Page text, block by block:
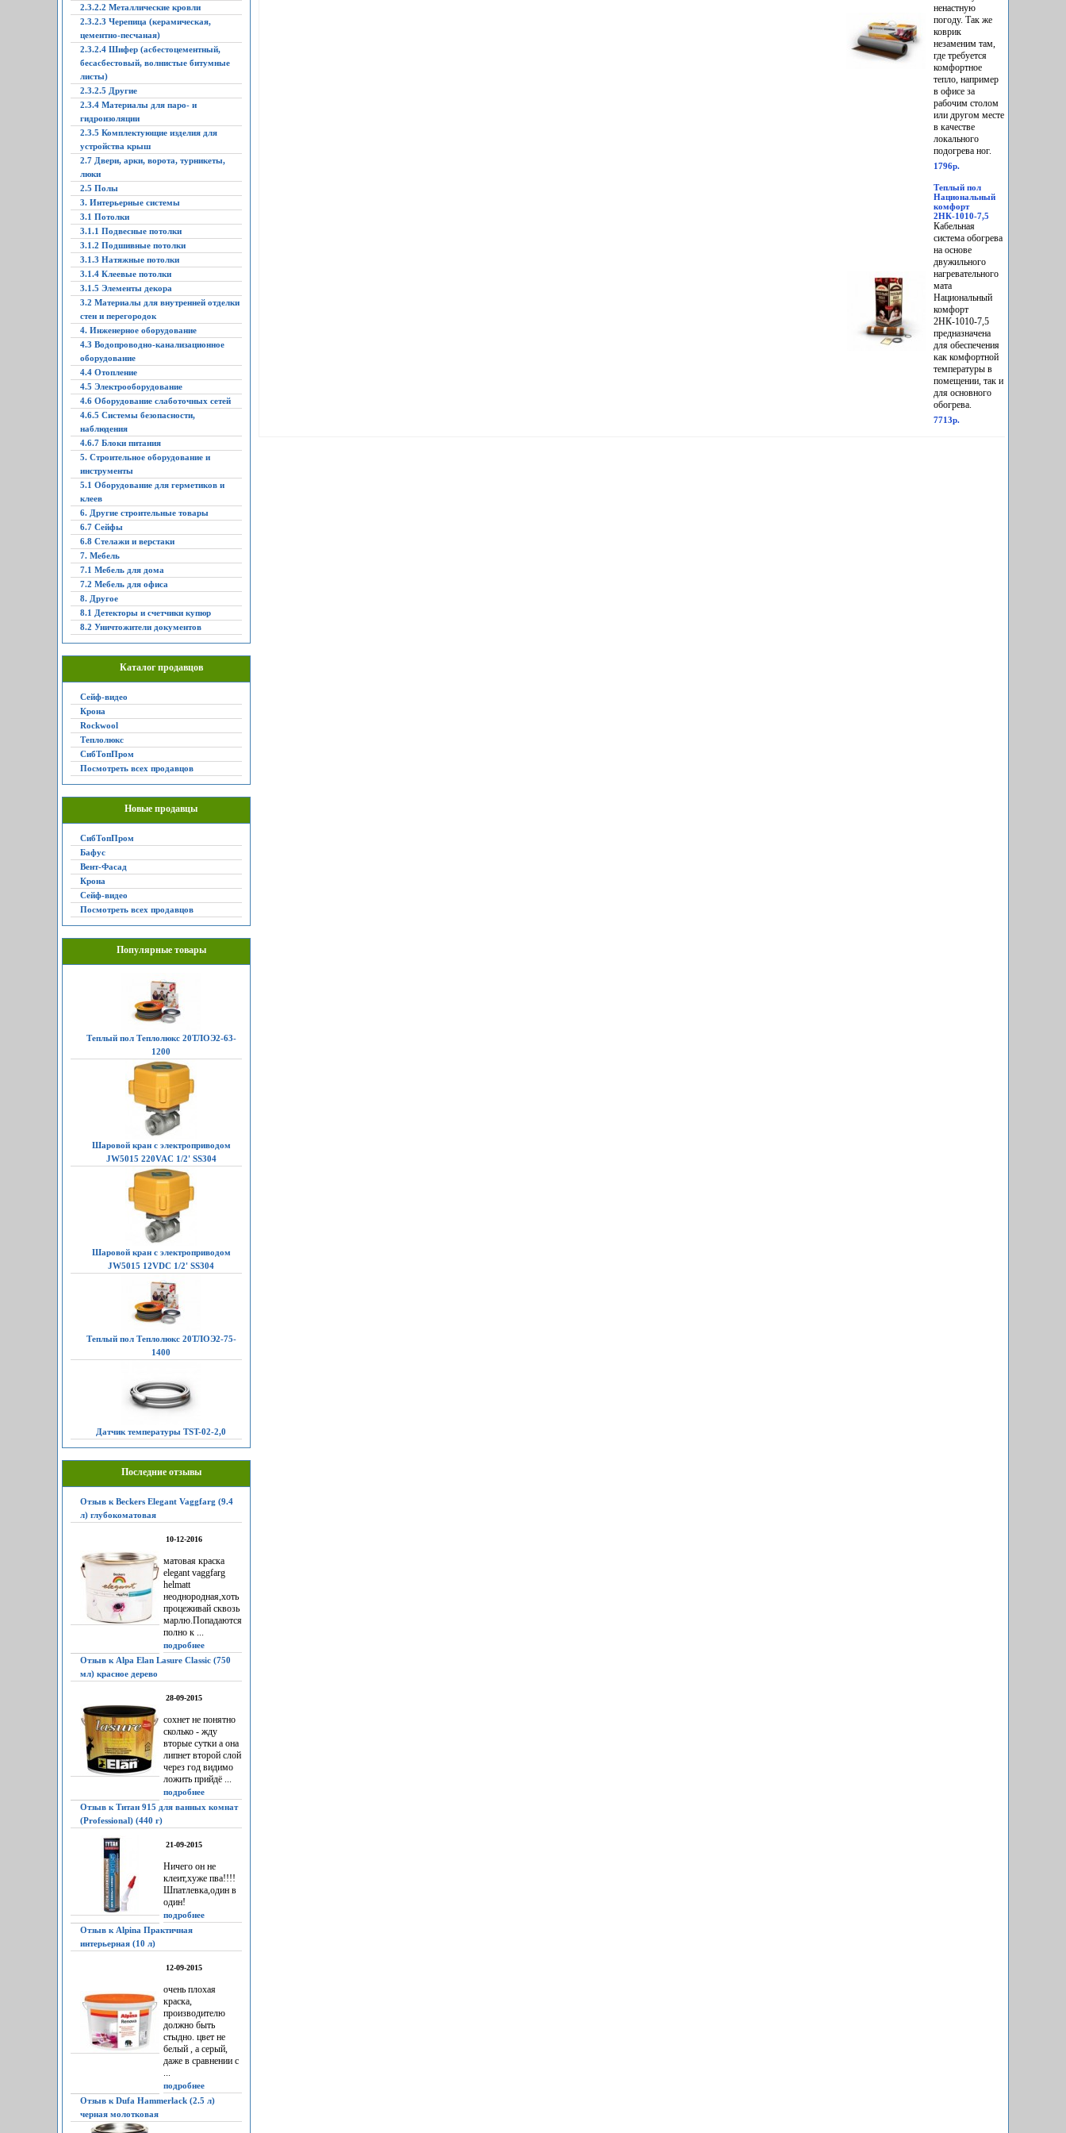
2.3.2.2 Металлические кровли
2.3.2.3 Черепица (керамическая,
цементно-песчаная)
2.3.2.4 Шифер (асбестоцементный,
бесасбестовый, волнистые битумные
листы)
2.3.2.5 Другие
2.3.4 Материалы для паро- и
гидроизоляции
2.3.5 Комплектующие изделия для
устройства крыш
2.7 Двери, арки, ворота, турникеты,
люки
2.5 Полы
3. Интерьерные системы
3.1 Потолки
3.1.1 Подвесные потолки
3.1.2 Подшивные потолки
3.1.3 Натяжные потолки
3.1.4 Клеевые потолки
3.1.5 Элементы декора
3.2 Материалы для внутренней отделки
стен и перегородок
4. Инженерное оборудование
4.3 Водопроводно-канализационное
оборудование
4.4 Отопление
4.5 Электрооборудование
4.6 Оборудование слаботочных сетей
4.6.5 Системы безопасности,
наблюдения
4.6.7 Блоки питания
5. Строительное оборудование и
инструменты
5.1 Оборудование для герметиков и
клеев
6. Другие строительные товары
6.7 Сейфы
6.8 Стелажи и верстаки
7. Мебель
7.1 Мебель для дома
7.2 Мебель для офиса
8. Другое
8.1 Детекторы и счетчики купюр
8.2 Уничтожители документов
Каталог продавцов
Сейф-видео
Крона
Rockwool
Теплолюкс
СибТопПром
Посмотреть всех продавцов
Новые продавцы
СибТопПром
Бафус
Вент-Фасад
Крона
Сейф-видео
Посмотреть всех продавцов
Популярные товары
Теплый пол Теплолюкс 20ТЛОЭ2-63-
1200
Шаровой кран с электроприводом
JW5015 220VAC 1/2' SS304
Шаровой кран с электроприводом
JW5015 12VDC 1/2' SS304
Теплый пол Теплолюкс 20ТЛОЭ2-75-
1400
Датчик температуры TST-02-2,0
Последние отзывы
Отзыв к Beckers Elegant Vaggfarg (9.4
л) глубокоматовая
10-12-2016
матовая краска
elegant vaggfarg
helmatt
неоднородная,хоть
процеживай сквозь
марлю.Попадаются
полно к ...
подробнее
Отзыв к Alpa Elan Lasure Classic (750
мл) красное дерево
28-09-2015
сохнет не понятно
сколько - жду
вторые сутки а она
липнет второй слой
через год видимо
ложить прийдё ...
подробнее
Отзыв к Титан 915 для ванных комнат
(Professional) (440 г)
21-09-2015
Ничего он не
клеит,хуже пва!!!!
Шпатлевка,один в
один!
подробнее
Отзыв к Alpina Практичная
интерьерная (10 л)
12-09-2015
очень плохая
краска,
производителю
должно быть
стыдно. цвет не
белый , а серый,
даже в сравнении с
...
подробнее
Отзыв к Dufa Hammerlack (2.5 л)
черная молотковая
ненастную
погоду. Так же
коврик
незаменим там,
где требуется
комфортное
тепло, например
в офисе за
рабочим столом
или другом месте
в качестве
локального
подогрева ног.
1796р.
Теплый пол
Национальный
комфорт
2НК-1010-7,5
Кабельная
система обогрева
на основе
двужильного
нагревательного
мата
Национальный
комфорт
2НК-1010-7,5
предназначена
для обеспечения
как комфортной
температуры в
помещении, так и
для основного
обогрева.
7713р.